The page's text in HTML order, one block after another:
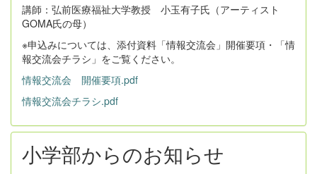
講師：弘前医療福祉大学教授 小玉有子氏（アーティスト
GOMA氏の母）
※申込みについては、添付資料「情報交流会」開催要項・「情
報交流会チラシ」をご覧ください。
情報交流会 開催要項.pdf
情報交流会チラシ.pdf
小学部からのお知らせ